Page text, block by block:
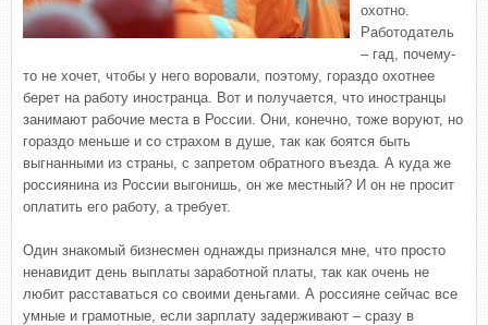
охотно.
Работодатель
– гад, почему-
то не хочет, чтобы у него воровали, поэтому, гораздо охотнее
берет на работу иностранца. Вот и получается, что иностранцы
занимают рабочие места в России. Они, конечно, тоже воруют, но
гораздо меньше и со страхом в душе, так как боятся быть
выгнанными из страны, с запретом обратного въезда. А куда же
россиянина из России выгонишь, он же местный? И он не просит
оплатить его работу, а требует.
Один знакомый бизнесмен однажды признался мне, что просто
ненавидит день выплаты заработной платы, так как очень не
любит расставаться со своими деньгами. А россияне сейчас все
умные и грамотные, если зарплату задерживают – сразу в